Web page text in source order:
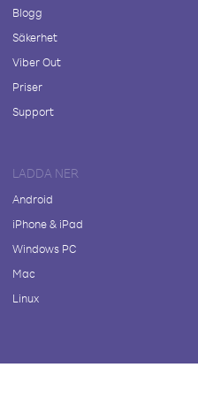
Blogg
Säkerhet
Viber Out
Priser
Support
LADDA NER
Android
iPhone & iPad
Windows PC
Mac
Linux